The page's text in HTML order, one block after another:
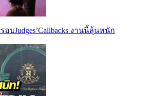
อบJudges’Callbacks งานนี้ลุ้นหนัก